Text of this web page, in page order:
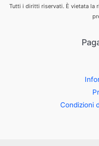
Tutti i diritti riservati. È vietata la
Condizioni